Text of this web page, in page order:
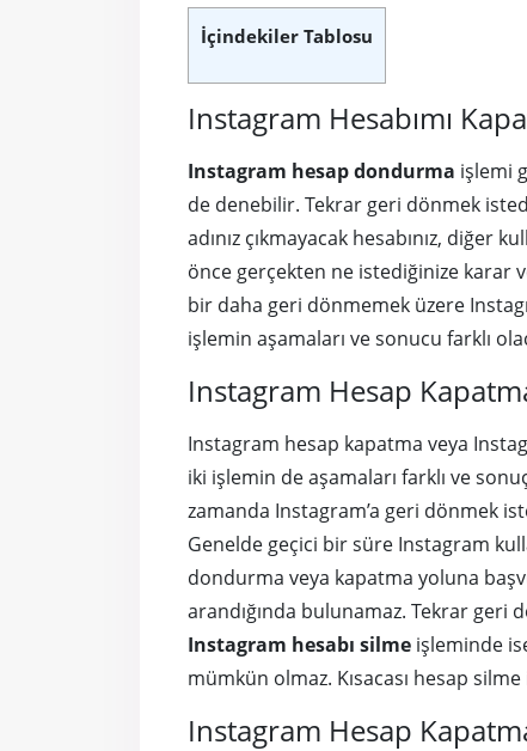
İçindekiler Tablosu
Instagram Hesabımı
Instagram hesap dondurma işlemi
de denebilir. Tekrar geri dönmek
adınız çıkmayacak hesabınız,
önce gerçekten ne istediğinize karar
bir daha geri dönmemek üzere
işlemin aşamaları ve sonucu farklı
Instagram Hesap
Instagram hesap kapatma veya
iki işlemin de aşamaları farklı ve
zamanda Instagram’a geri dönmek
Genelde geçici bir süre Instagram
dondurma veya kapatma yoluna
arandığında bulunamaz. Tekrar geri
Instagram hesabı silme işleminde
mümkün olmaz. Kısacası hesap
Instagram Hesap